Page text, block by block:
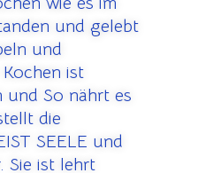
und gelebt
und
ist
und So nährt es
die
SEELE und
Sie ist lehrt